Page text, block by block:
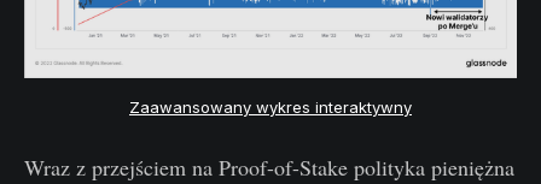
Zaawansowany wykres interaktywny
Wraz z przejściem na Proof-of-Stake polityka pieniężna